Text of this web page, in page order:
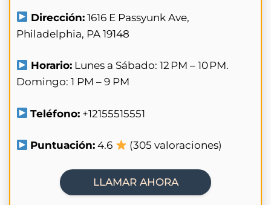
Dirección: 1616 E Passyunk Ave,
Philadelphia, PA 19148
Horario: Lunes a Sábado: 12 PM – 10 PM.
Domingo: 1 PM – 9 PM
Teléfono: +12155515551
Puntuación: 4.6 (305 valoraciones)
LLAMAR AHORA